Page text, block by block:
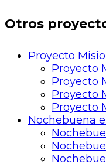
Otros
Proyecto
Proyecto
Proyecto
Proyecto
Proyecto
Nochebuena